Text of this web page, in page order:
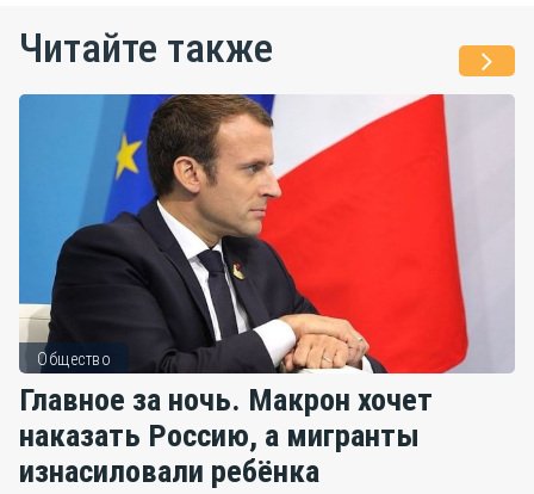
Читайте также
Общество
Главное за ночь. Макрон хочет
наказать Россию, а мигранты
изнасиловали ребёнка